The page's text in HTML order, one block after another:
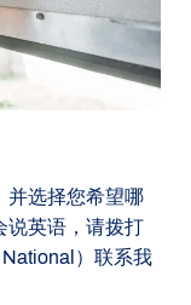
并选择您希望哪
说英语，请拨打
）联系我